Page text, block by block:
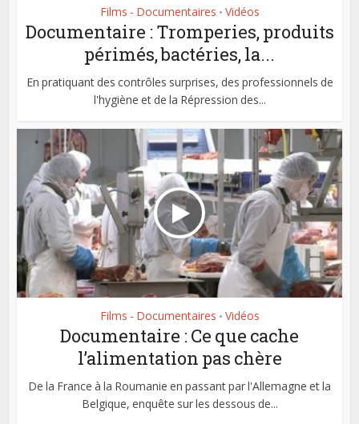
Films - Documentaires • Vidéos
Documentaire : Tromperies, produits
périmés, bactéries, la...
En pratiquant des contrôles surprises, des professionnels de
l'hygiène et de la Répression des...
Films - Documentaires • Vidéos
Documentaire : Ce que cache
l’alimentation pas chère
De la France à la Roumanie en passant par l'Allemagne et la
Belgique, enquête sur les dessous de...